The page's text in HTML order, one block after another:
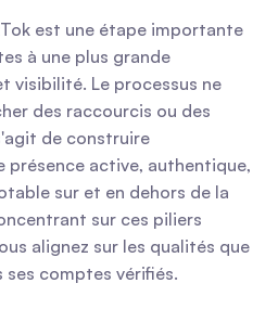
est une étape importante
à une plus grande
visibilité. Le processus ne
des raccourcis ou des
de construire
présence active, authentique,
sur et en dehors de la
sur ces piliers
alignez sur les qualités que
ses comptes vérifiés.